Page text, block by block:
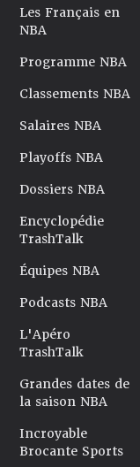
Les Français en
NBA
Programme NBA
Classements NBA
Salaires NBA
Playoffs NBA
Dossiers NBA
Encyclopédie
TrashTalk
Équipes NBA
Podcasts NBA
L'Apéro
TrashTalk
Grandes dates de
la saison NBA
Incroyable
Brocante Sports